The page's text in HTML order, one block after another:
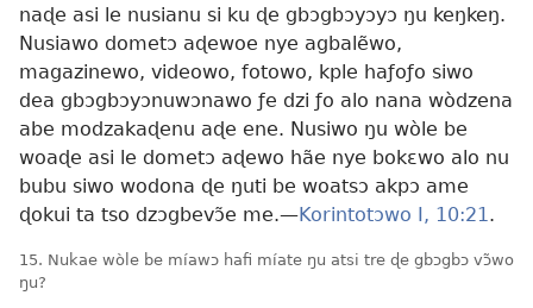
naɖe asi le nusianu si ku ɖe gbɔgbɔyɔyɔ ŋu keŋkeŋ.
Nusiawo dometɔ aɖewoe nye agbalẽwo,
magazinewo, videowo, fotowo, kple haƒoƒo siwo
dea gbɔgbɔyɔnuwɔnawo ƒe dzi ƒo alo nana wòdzena
abe modzakaɖenu aɖe ene. Nusiwo ŋu wòle be
woaɖe asi le dometɔ aɖewo hãe nye bokɛwo alo nu
bubu siwo wodona ɖe ŋuti be woatsɔ akpɔ ame
ɖokui ta tso dzɔgbevɔ̃e me.—Korintotɔwo I, 10:21 .
15. Nukae wòle be míawɔ hafi míate ŋu atsi tre ɖe gbɔgbɔ vɔ̃wo
ŋu?